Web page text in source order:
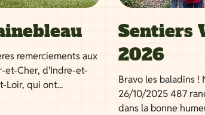
remerciements aux
Cher, d’Indre-et-
Loir, qui ont...
Sentiers
2026
Bravo les baladins !
26/10/2025 487
dans la bonne